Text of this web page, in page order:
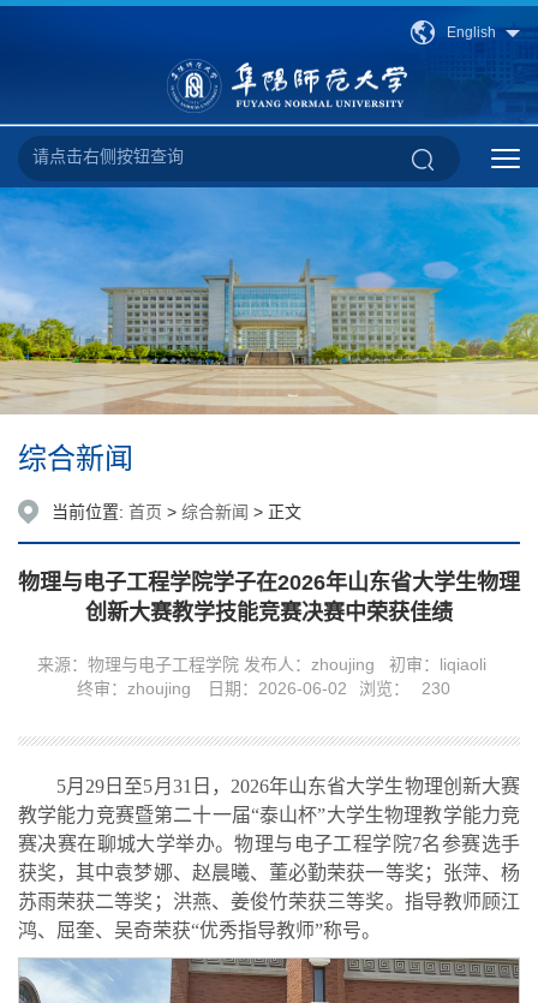
English
综合新闻
当前位置: 首页 > 综合新闻 > 正文
物理与电子工程学院学子在2026年山东省大学生物理
创新大赛教学技能竞赛决赛中荣获佳绩
来源：物理与电子工程学院 发布人：zhoujing
初审：liqiaoli
终审：zhoujing
日期：2026-06-02 浏览： 230
5月29日至5月31日，2026年山东省大学生物理创新大赛
教学能力竞赛暨第二十一届“泰山杯”大学生物理教学能力竞
赛决赛在聊城大学举办。物理与电子工程学院7名参赛选手
获奖，其中袁梦娜、赵晨曦、董必勤荣获一等奖；张萍、杨
苏雨荣获二等奖；洪燕、姜俊竹荣获三等奖。指导教师顾江
鸿、屈奎、吴奇荣获“优秀指导教师”称号。